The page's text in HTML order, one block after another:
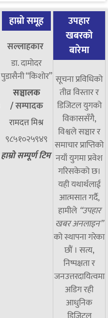
हाम्रो समूह
सल्लाहकार
डा. दामाेदर
पुडासैनी “किशाेर”
सञ्चालक
/सम्पादक
रामदत्त मिश्र
९८५१०२५९४९
हाम्रो सम्पूर्ण टिम
उपहार
खबरको
बारेमा
सूचना प्रविधिको
तीव्र विस्तार र
डिजिटल युगको
विकाससँगै,
विश्वले सञ्चार र
समाचार प्राप्तिको
नयाँ युगमा प्रवेश
गरिसकेको छ।
यही यथार्थलाई
आत्मसात गर्दै,
हामीले “उपहार
खबर अनलाइन”
को स्थापना गरेका
छौं । सत्य,
निष्पक्षता र
जनउत्तरदायित्वमा
अडिग रही
आधुनिक